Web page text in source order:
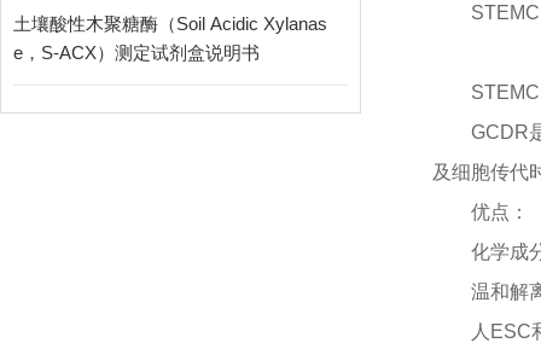
土壤酸性木聚糖酶（Soil Acidic Xylanas
e，S-ACX）测定试剂盒说明书
GCDR
及细胞传代
优点：
化学成
温和解
人 ESC